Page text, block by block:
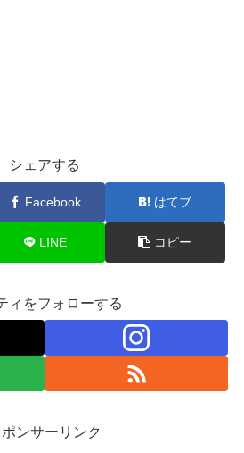
シェアする
Facebook はてブ
LINE コピー
ィをフォローする
ポンサーリンク